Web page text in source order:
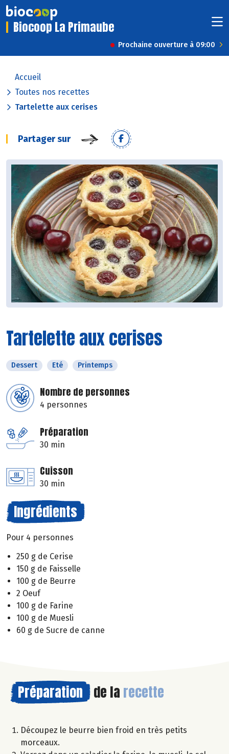
Biocoop La Primaube
Prochaine ouverture à 09:00
Accueil
Toutes nos recettes
Tartelette aux cerises
Partager sur
Tartelette aux cerises
Dessert Eté Printemps
Nombre de personnes
4 personnes
Préparation
30 min
Cuisson
30 min
Ingrédients
Pour 4 personnes
250 g de Cerise
150 g de Faisselle
100 g de Beurre
2 Oeuf
100 g de Farine
100 g de Muesli
60 g de Sucre de canne
Préparation de la recette
Découpez le beurre bien froid en très petits
morceaux.